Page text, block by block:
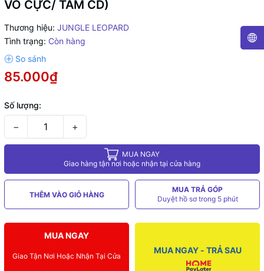
VÔ CỰC/ TÂM CD)
Thương hiệu: JUNGLE LEOPARD
Tình trạng: Còn hàng
85.000₫
Số lượng:
− +
MUA NGAY
Giao hàng tận nơi hoặc nhận tại cửa hàng
THÊM VÀO GIỎ HÀNG
MUA TRẢ GÓP
Duyệt hồ sơ trong 5 phút
MUA NGAY
Giao Tận Nơi Hoặc Nhận Tại Cửa
MUA NGAY - TRẢ SAU